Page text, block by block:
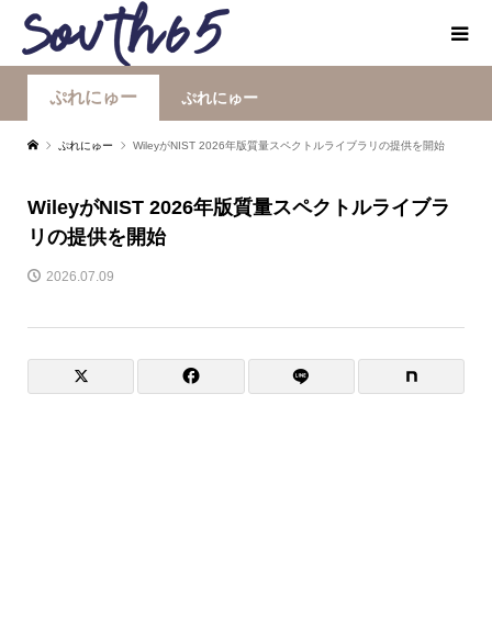
ぷれにゅー ぷれにゅー
ぷれにゅー WileyがNIST 2026年版質量スペクトルライブラリの提供を開始
WileyがNIST 2026年版質量スペクトルライブラ
リの提供を開始
2026.07.09